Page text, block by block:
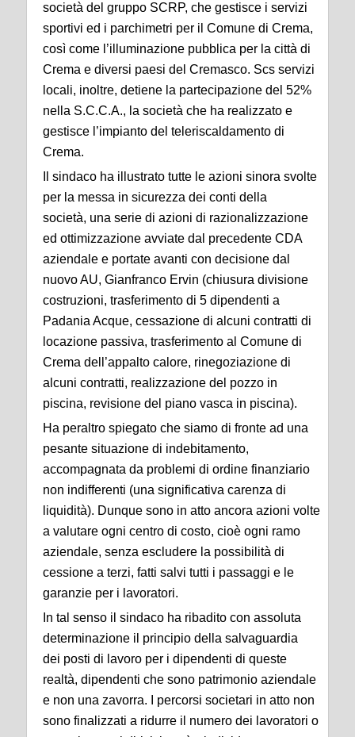
società del gruppo SCRP, che gestisce i servizi
sportivi ed i parchimetri per il Comune di Crema,
così come l’illuminazione pubblica per la città di
Crema e diversi paesi del Cremasco. Scs servizi
locali, inoltre, detiene la partecipazione del 52%
nella S.C.C.A., la società che ha realizzato e
gestisce l’impianto del teleriscaldamento di
Crema.
Il sindaco ha illustrato tutte le azioni sinora svolte
per la messa in sicurezza dei conti della
società, una serie di azioni di razionalizzazione
ed ottimizzazione avviate dal precedente CDA
aziendale e portate avanti con decisione dal
nuovo AU, Gianfranco Ervin (chiusura divisione
costruzioni, trasferimento di 5 dipendenti a
Padania Acque, cessazione di alcuni contratti di
locazione passiva, trasferimento al Comune di
Crema dell’appalto calore, rinegoziazione di
alcuni contratti, realizzazione del pozzo in
piscina, revisione del piano vasca in piscina).
Ha peraltro spiegato che siamo di fronte ad una
pesante situazione di indebitamento,
accompagnata da problemi di ordine finanziario
non indifferenti (una significativa carenza di
liquidità). Dunque sono in atto ancora azioni volte
a valutare ogni centro di costo, cioè ogni ramo
aziendale, senza escludere la possibilità di
cessione a terzi, fatti salvi tutti i passaggi e le
garanzie per i lavoratori.
In tal senso il sindaco ha ribadito con assoluta
determinazione il principio della salvaguardia
dei posti di lavoro per i dipendenti di queste
realtà, dipendenti che sono patrimonio aziendale
e non una zavorra. I percorsi societari in atto non
sono finalizzati a ridurre il numero dei lavoratori o